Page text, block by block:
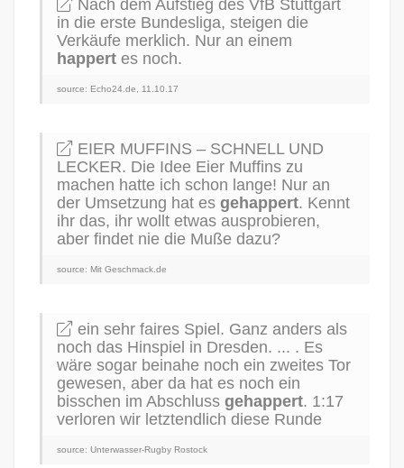
Nach dem Aufstieg des VfB Stuttgart
in die erste Bundesliga, steigen die
Verkäufe merklich. Nur an einem
happert es noch.
source: Echo24.de, 11.10.17
EIER MUFFINS – SCHNELL UND
LECKER. Die Idee Eier Muffins zu
machen hatte ich schon lange! Nur an
der Umsetzung hat es gehappert. Kennt
ihr das, ihr wollt etwas ausprobieren,
aber findet nie die Muße dazu?
source: Mit Geschmack.de
ein sehr faires Spiel. Ganz anders als
noch das Hinspiel in Dresden. ... . Es
wäre sogar beinahe noch ein zweites Tor
gewesen, aber da hat es noch ein
bisschen im Abschluss gehappert. 1:17
verloren wir letztendlich diese Runde
source: Unterwasser-Rugby Rostock